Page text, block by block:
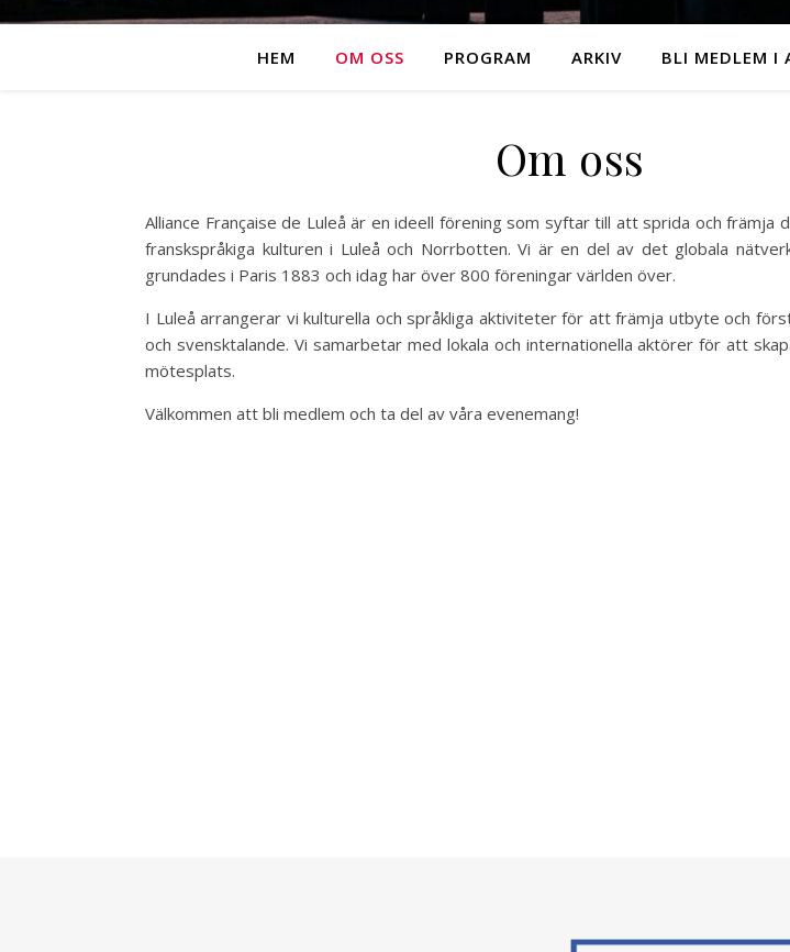
HEM OM OSS PROGRAM ARKIV BLI MEDLEM I
Om oss
Alliance Française de Luleå är en ideell förening som syftar till att sprida och främja
franskspråkiga kulturen i Luleå och Norrbotten. Vi är en del av det globala
grundades i Paris 1883 och idag har över 800 föreningar världen över.
I Luleå arrangerar vi kulturella och språkliga aktiviteter för att främja utbyte och
och svensktalande. Vi samarbetar med lokala och internationella aktörer för att
mötesplats.
Välkommen att bli medlem och ta del av våra evenemang!